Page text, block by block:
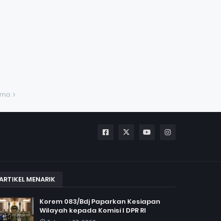
MENARIK
Korem 083/Bdj Paparkan Kesiapan
Wilayah kepada Komisi I DPR RI